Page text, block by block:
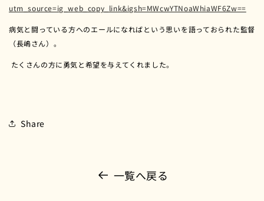
utm_source=ig_web_copy_link&igsh=MWcwYTNoaWhiaWF6Zw==
病気と闘っている方へのエールになればという思いを語っておられた監督
（長嶋さん）。
​​ たくさんの方に勇気と希望を与えてくれました。
Share
一覧へ戻る